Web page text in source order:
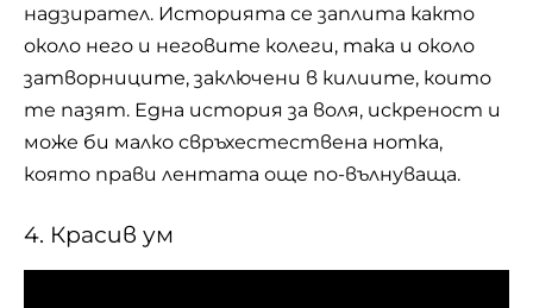
надзирател. Историята се заплита както
около него и неговите колеги, така и около
затворниците, заключени в килиите, които
те пазят. Една история за воля, искреност и
може би малко свръхестествена нотка,
която прави лентата още по-вълнуваща.
4. Красив ум